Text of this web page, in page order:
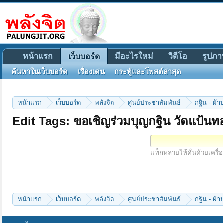
หน้าแรก เว็บบอร์ด พลังจิต ศูนย์ประชาสัมพันธ์ กฐิน - ผ้า
Edit Tags: ขอเชิญร่วมบุญกฐิน วัดแป้นท
แท็กหลายให้คั่นด้วยเครื่
หน้าแรก เว็บบอร์ด พลังจิต ศูนย์ประชาสัมพันธ์ กฐิน - ผ้า
หน้าแรก เว็บบอร์ด
ค้นหาในเว็บบอร์ด เรื่องเด่น กระทู้และโพสต์ล่าสุด
มีอะไรใหม่ วิดีโอ รูปภ